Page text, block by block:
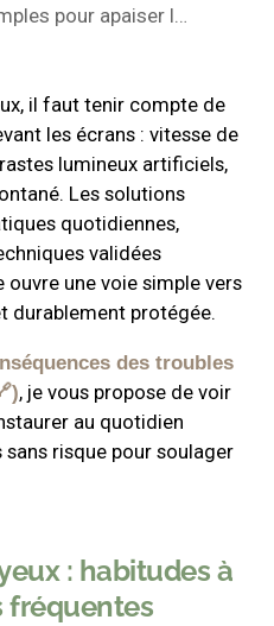
pour apaiser la
exercices réguliers
musculaire,
sanguine autour
certains
intensif des
ne se limite pas
; il s’agit d’un
mais ciblé.
il faut tenir compte de
les écrans : vitesse de
lumineux artificiels,
Les solutions
quotidiennes,
validées
une voie simple vers
durablement protégée.
des troubles
, je vous propose de voir
au quotidien
risque pour soulager
: habitudes à
fréquentes